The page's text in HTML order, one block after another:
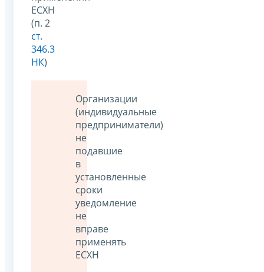
ЕСХН
(п. 2
ст.
346.3
НК)
Организации
(индивидуальные
предприниматели)
не
подавшие
в
установленные
сроки
уведомление
не
вправе
применять
ЕСХН